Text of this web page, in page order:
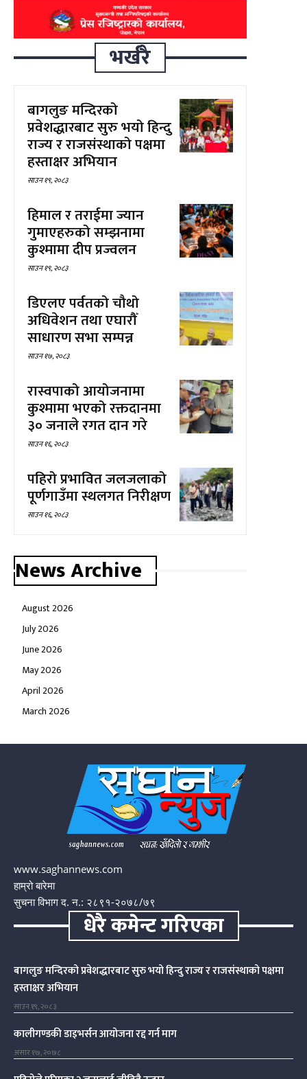
भर्खरै
बागलुङ मन्दिरको
प्रवेशद्धारबाट सुरु भयो हिन्दु
राज्य र राजसंस्थाको पक्षमा
हस्ताक्षर अभियान
साउन १९, २०८३
हिमाल र तराईमा ज्यान
गुमाएहरुको सम्झनामा
कुश्मामा दीप प्रज्वलन
साउन १९, २०८३
डिएलए पर्वतको चौथो
अधिवेशन तथा एघारौँ
साधारण सभा सम्पन्न
साउन १७, २०८३
रास्वपाको आयोजनामा
कुश्मामा भएको रक्तदानमा
३० जनाले रगत दान गरे
साउन १६, २०८३
पहिरो प्रभावित जलजलाको
पूर्णगाउँमा स्थलगत निरीक्षण
साउन १६, २०८३
News Archive
August 2026
July 2026
June 2026
May 2026
April 2026
March 2026
www.saghannews.com
हाम्रो बारेमा
सुचना विभाग द. न.: २८९१-२०७८/७९
धेरै कमेन्ट गरिएका
बागलुङ मन्दिरको प्रवेशद्धारबाट सुरु भयो हिन्दु राज्य र राजसंस्थाको पक्षमा
हस्ताक्षर अभियान
साउन १९, २०८३
कालीगण्डकी डाइभर्सन आयोजना रद्द गर्न माग
असार १७, २०७८